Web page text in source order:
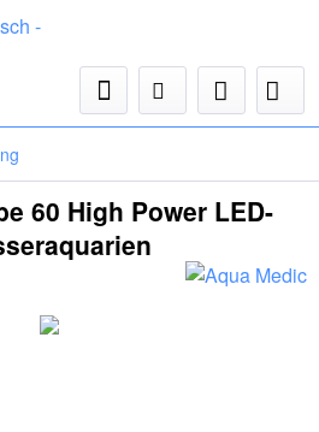
60 High Power LED-